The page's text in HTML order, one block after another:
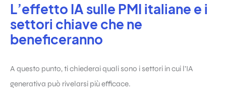
L’effetto IA sulle PMI italiane e i
settori chiave che ne
beneficeranno
A questo punto, ti chiederai quali sono i settori in cui l’IA
generativa può rivelarsi più efficace.